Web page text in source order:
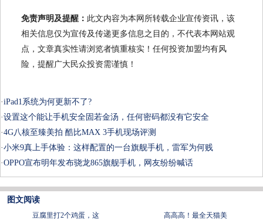
免责声明及提醒： 此文内容为本网所转载企业宣传资讯，该
相关信息仅为宣传及传递更多信息之目的，不代表本网站观
点，文章真实性请浏览者慎重核实！任何投资加盟均有风
险，提醒广大民众投资需谨慎！
·iPad1系统为何更新不了?
·设置这个能让手机安全固若金汤，任何密码都没有它安全
·4G八核至臻美拍 酷比MAX 3手机现场评测
·小米9真上手体验：这样配置的一台旗舰手机，雷军为何贱
·OPPO宣布明年发布骁龙865旗舰手机，网友纷纷喊话
图文阅读
豆腐里打2个鸡蛋，这
​高高高！最全天猫美